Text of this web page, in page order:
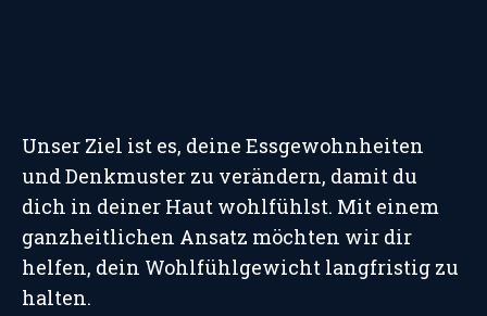
Unser Ziel ist es, deine Essgewohnheiten
und Denkmuster zu verändern, damit du
dich in deiner Haut wohlfühlst. Mit einem
ganzheitlichen Ansatz möchten wir dir
helfen, dein Wohlfühlgewicht langfristig zu
halten.